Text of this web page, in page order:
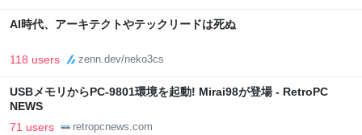
AI時代、アーキテクトやテックリードは死ぬ
118 users zenn.dev/neko3cs
USBメモリからPC-9801環境を起動! Mirai98が登場 - RetroPC
NEWS
71 users retropcnews.com